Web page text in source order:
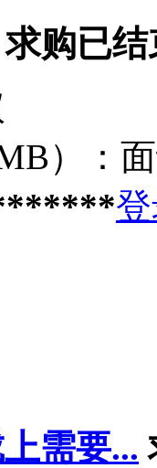
求购已结
）：
需要...